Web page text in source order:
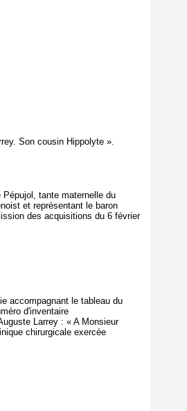
Son cousin Hippolyte ».
tante maternelle du
et représentant le baron
des acquisitions du 6 février
accompagnant le tableau du
d'inventaire
Larrey : « A Monsieur
chirurgicale exercée